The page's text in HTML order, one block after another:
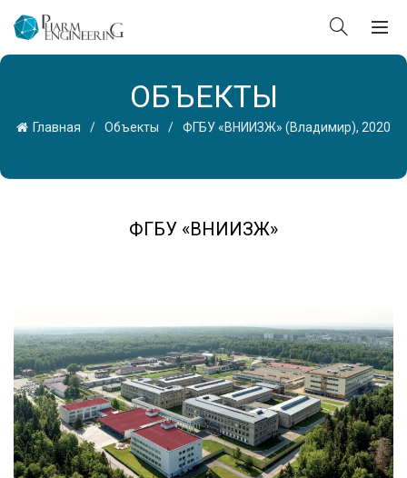
ОБЪЕКТЫ
Главная Объекты ФГБУ «ВНИИЗЖ» (Владимир), 2020
ФГБУ «ВНИИЗЖ»